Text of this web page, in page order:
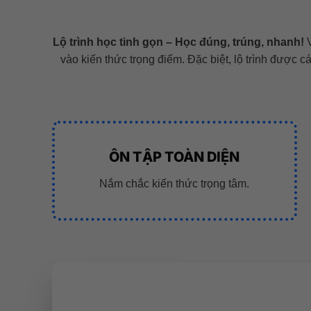
Lộ trình học tinh gọn – Học đúng, trúng, nhanh!
vào kiến thức trọng điểm. Đặc biệt, lộ trình được
ÔN TẬP TOÀN DIỆN
Nắm chắc kiến thức trọng tâm.